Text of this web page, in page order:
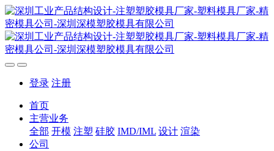
登录 注册
首页
主营业务
全部 开模 注塑 硅胶 IMD/IML 设计 渲染
公司